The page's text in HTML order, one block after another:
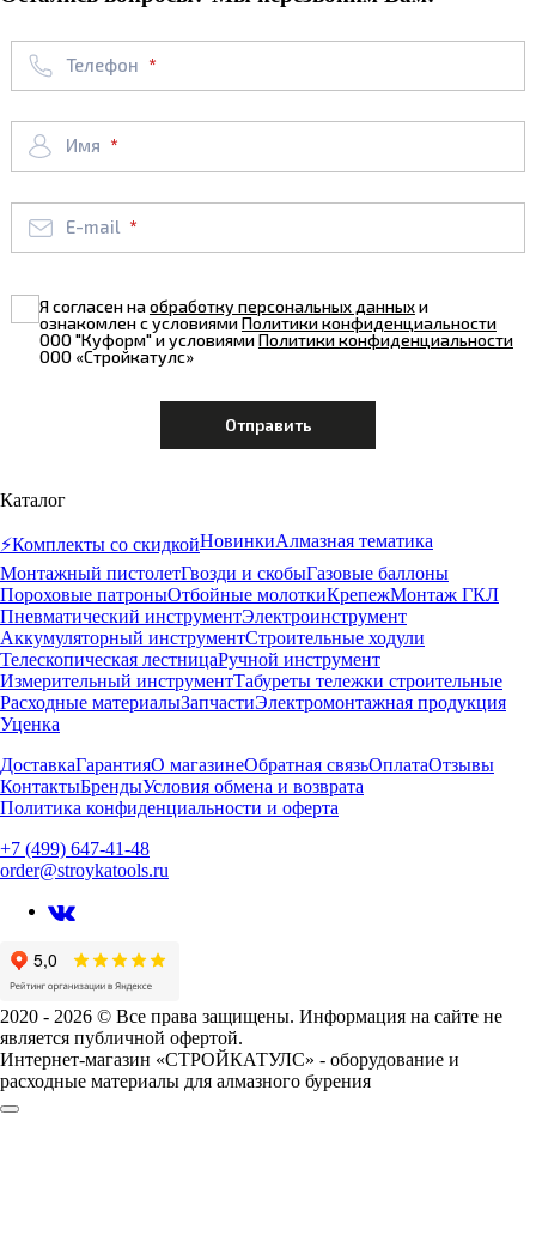
Телефон
Имя
E-mail
Я согласен наобработку персональных данныхи
ознакомлен с условиямиПолитики конфиденциальности
ООО "Куформ" и условиямиПолитики конфиденциальности
ООО «Стройкатулс»
Каталог
⚡️Комплекты со скидкойНовинкиАлмазная тематика
Монтажный пистолетГвозди и скобыГазовые баллоны
Пороховые патроныОтбойные молоткиКрепежМонтаж ГКЛ
Пневматический инструментЭлектроинструмент
Аккумуляторный инструментСтроительные ходули
Телескопическая лестницаРучной инструмент
Измерительный инструментТабуреты тележки строительные
Расходные материалыЗапчастиЭлектромонтажная продукция
Уценка
ДоставкаГарантияО магазинеОбратная связьОплатаОтзывы
КонтактыБрендыУсловия обмена и возврата
Политика конфиденциальности и оферта
+7 (499) 647-41-48
order@stroykatools.ru
2020 - 2026 © Все права защищены. Информация на сайте не
является публичной офертой.
Интернет-магазин «СТРОЙКАТУЛС» - оборудование и
расходные материалы для алмазного бурения